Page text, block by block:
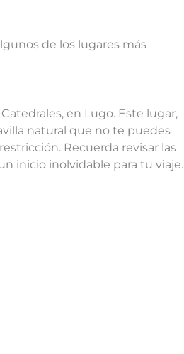
de los lugares más
en Lugo. Este lugar,
natural que no te puedes
Recuerda revisar las
inicio inolvidable para tu viaje.